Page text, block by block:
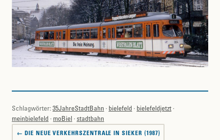
Schlagwörter:35JahreStadtBahn · bielefeld · bielefeldjetzt ·
meinbielefeld · moBiel ·stadtbahn
Beitragsnavigation
← DIE NEUE VERKEHRSZENTRALE IN SIEKER (1987)